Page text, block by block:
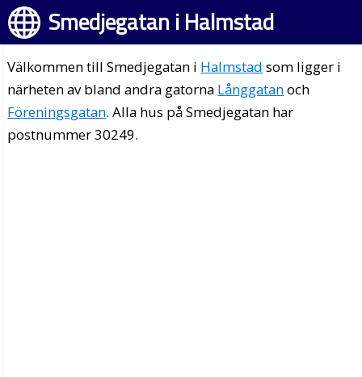
Smedjegatan i Halmstad
Välkommen till Smedjegatan i Halmstad som ligger i
närheten av bland andra gatorna Långgatanoch
Föreningsgatan. Alla hus på Smedjegatan har
postnummer 30249.